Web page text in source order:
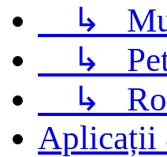
↳
↳
↳
Aplicații